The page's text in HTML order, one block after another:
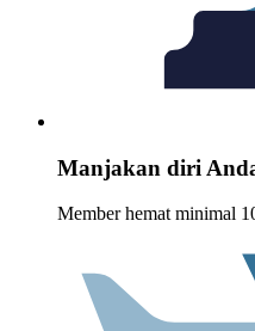
Manjakan diri
Member hemat minimal